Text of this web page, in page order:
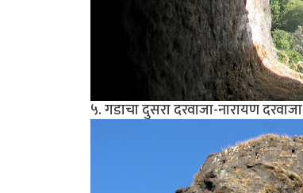
५. गडाचा दुसरा दरवाजा-नारायण दरवाजा